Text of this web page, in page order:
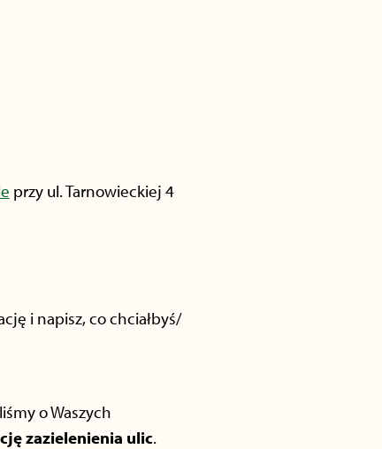
przy ul. Tarnowieckiej 4
i napisz, co chciałbyś/
o Waszych
zazielenienia ulic.